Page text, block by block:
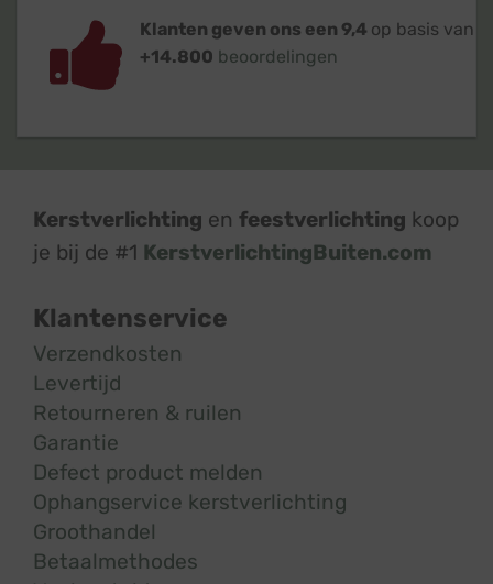
Klanten geven ons een 9,4 op basis van
+14.800 beoordelingen
Kerstverlichting en feestverlichting koop
je bij de #1 KerstverlichtingBuiten.com
Klantenservice
Verzendkosten
Levertijd
Retourneren & ruilen
Garantie
Defect product melden
Ophangservice kerstverlichting
Groothandel
Betaalmethodes